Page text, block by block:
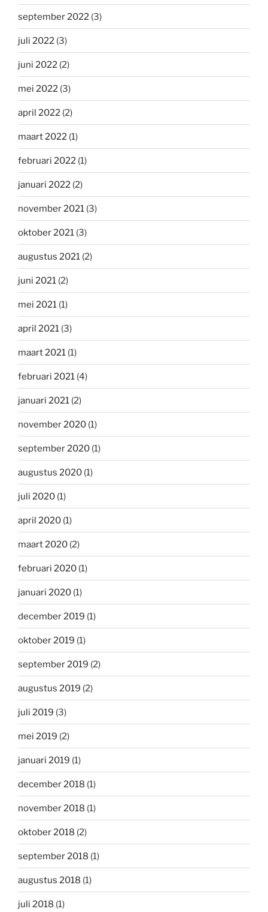
september 2022 (3)
juli 2022 (3)
juni 2022 (2)
mei 2022 (3)
april 2022 (2)
maart 2022 (1)
februari 2022 (1)
januari 2022 (2)
november 2021 (3)
oktober 2021 (3)
augustus 2021 (2)
juni 2021 (2)
mei 2021 (1)
april 2021 (3)
maart 2021 (1)
februari 2021 (4)
januari 2021 (2)
november 2020 (1)
september 2020 (1)
augustus 2020 (1)
juli 2020 (1)
april 2020 (1)
maart 2020 (2)
februari 2020 (1)
januari 2020 (1)
december 2019 (1)
oktober 2019 (1)
september 2019 (2)
augustus 2019 (2)
juli 2019 (3)
mei 2019 (2)
januari 2019 (1)
december 2018 (1)
november 2018 (1)
oktober 2018 (2)
september 2018 (1)
augustus 2018 (1)
juli 2018 (1)